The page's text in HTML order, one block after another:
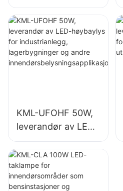
høybaylys for
industrianlegg,
lagerbygninger og
andre
innendørsbelysning
KML-UFOHF 50W,
leverandør av LED-
høybaylys for
industrianlegg,
lagerbygninger og
andre